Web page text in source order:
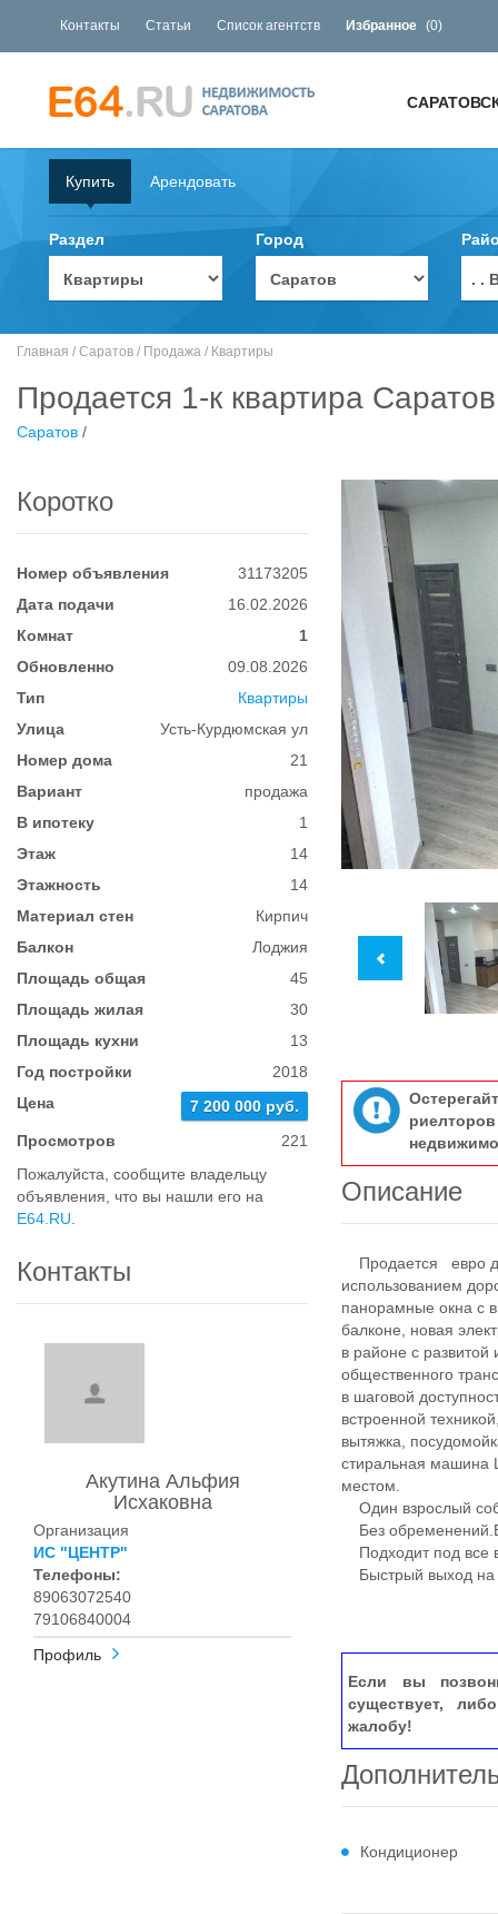
Контакты Статьи Список агентств Избранное (0)
Купить Арендовать
Раздел Город
. .
Главная / Саратов / Продажа / Квартиры
Продается 1-к квартира
Саратов /
Коротко
Номер объявления
31173205
Дата подачи
16.02.2026
Комнат
1
Обновленно
09.08.2026
Тип
Квартиры
Улица
Усть-Курдюмская ул
Номер дома
21
Вариант
продажа
В ипотеку
1
Этаж
14
Этажность
14
Материал стен
Кирпич
Балкон
Лоджия
Площадь общая
45
Площадь жилая
30
Площадь кухни
13
Год постройки
2018
Цена
7 200 000 руб.
Просмотров
221
Пожалуйста, сообщите владельцу
объявления, что вы нашли его на
E64.RU
Контакты
Акутина Альфия
Исхаковна
Организация
ИС "ЦЕНТР"
Телефоны:
89063072540
79106840004
Профиль
Описание
Продается евро
использованием
панорамные окна с
балконе, новая
в районе с развитой
общественного
в шаговой
встроенной
вытяжка,
стиральная машина
местом.
Один взрослый
Без
Подходит под все
Быстрый выход на
Если вы
существует,
жалобу!
Кондиционер